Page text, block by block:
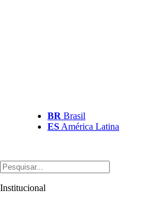
BR Brasil
ES América Latina
Institucional